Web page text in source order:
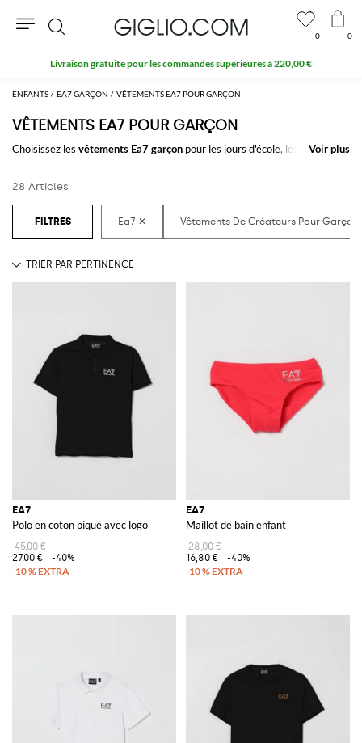
ENFANTS EA7 GARÇON VÊTEMENTS EA7 POUR GARÇON
VÊTEMENTS EA7 POUR GARÇON
Choisissez les vêtements Ea7 garçon pour les jours d'école, les temps
amusants pour votre petit homme.
Découvrez la nouvelle collection de
vêtements garçon Ea7 en lignesur
Voir plus
Voir plus
28 Articles
EA7
Polo en coton piqué avec logo
45,00 €
27,00 €
-40%
EA7
Maillot de bain enfant
28,00 €
16,80 €
-40%
0 0
Rechercher
Livraison gratuite pour les commandes supérieures à 220,00 €